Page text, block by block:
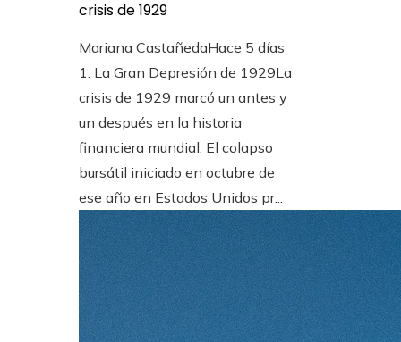
crisis de 1929
Mariana CastañedaHace 5 días
1. La Gran Depresión de 1929La
crisis de 1929 marcó un antes y
un después en la historia
financiera mundial. El colapso
bursátil iniciado en octubre de
ese año en Estados Unidos pr...